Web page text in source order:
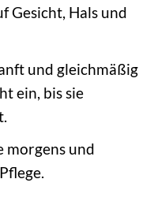
Gesicht, Hals und
und gleichmäßig
ein, bis sie
morgens und